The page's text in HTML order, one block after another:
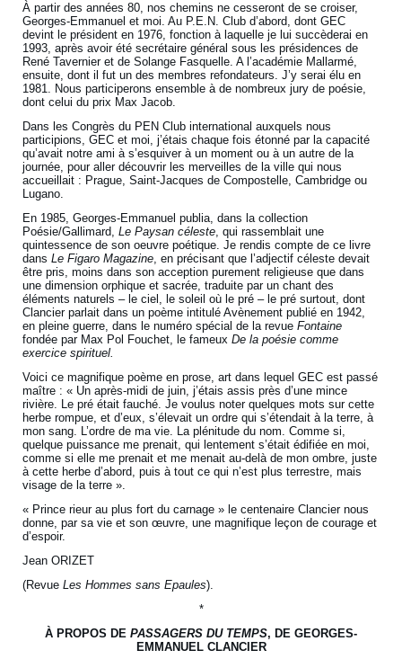
À partir des années 80, nos chemins ne cesseront de se croiser,
Georges-Emmanuel et moi. Au P.E.N. Club d’abord, dont GEC
devint le président en 1976, fonction à laquelle je lui succèderai en
1993, après avoir été secrétaire général sous les présidences de
René Tavernier et de Solange Fasquelle. A l’académie Mallarmé,
ensuite, dont il fut un des membres refondateurs. J’y serai élu en
1981. Nous participerons ensemble à de nombreux jury de poésie,
dont celui du prix Max Jacob.
Dans les Congrès du PEN Club international auxquels nous
participions, GEC et moi, j’étais chaque fois étonné par la capacité
qu’avait notre ami à s’esquiver à un moment ou à un autre de la
journée, pour aller découvrir les merveilles de la ville qui nous
accueillait : Prague, Saint-Jacques de Compostelle, Cambridge ou
Lugano.
En 1985, Georges-Emmanuel publia, dans la collection
Poésie/Gallimard,Le Paysan céleste, qui rassemblait une
quintessence de son oeuvre poétique. Je rendis compte de ce livre
dansLe Figaro Magazine, en précisant que l’adjectif céleste devait
être pris, moins dans son acception purement religieuse que dans
une dimension orphique et sacrée, traduite par un chant des
éléments naturels – le ciel, le soleil où le pré – le pré surtout, dont
Clancier parlait dans un poème intitulé Avènement publié en 1942,
en pleine guerre, dans le numéro spécial de la revueFontaine
fondée par Max Pol Fouchet, le fameuxDe la poésie comme
exercice spirituel.
Voici ce magnifique poème en prose, art dans lequel GEC est passé
maître : « Un après-midi de juin, j’étais assis près d’une mince
rivière. Le pré était fauché. Je voulus noter quelques mots sur cette
herbe rompue, et d’eux, s’élevait un ordre qui s’étendait à la terre, à
mon sang. L’ordre de ma vie. La plénitude du nom. Comme si,
quelque puissance me prenait, qui lentement s’était édifiée en moi,
comme si elle me prenait et me menait au-delà de mon ombre, juste
à cette herbe d’abord, puis à tout ce qui n’est plus terrestre, mais
visage de la terre ».
« Prince rieur au plus fort du carnage » le centenaire Clancier nous
donne, par sa vie et son œuvre, une magnifique leçon de courage et
d’espoir.
Jean ORIZET
(RevueLes Hommes sans Epaules).
*
À PROPOS DE PASSAGERS DU TEMPS, DE GEORGES-
EMMANUEL CLANCIER